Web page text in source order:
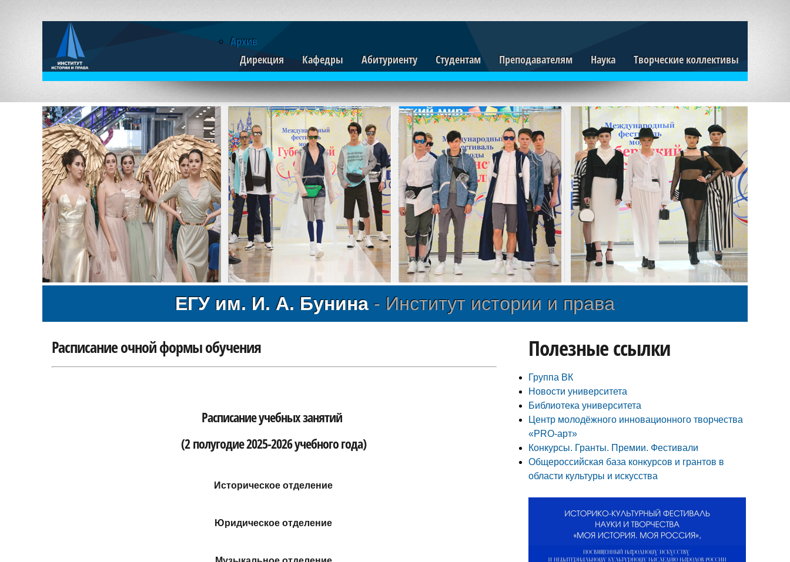
Архив
Дирекция
Кафедры Абитуриенту Студентам Преподавателям Наука Творческие коллективы
Фестиваль «Антоновские яблоки»
ЕГУ им. И. А. Бунина - Институт истории и права
Расписание очной формы обучения
Расписание учебных занятий
(2 полугодие 2025-2026 учебного года)
Историческое отделение
Юридическое отделение
Полезные ссылки
Группа ВК
Новости университета
Библиотека университета
Центр молодёжного инновационного творчества
«PRO-арт»
Конкурсы. Гранты. Премии. Фестивали
Общероссийская база конкурсов и грантов в
области культуры и искусства